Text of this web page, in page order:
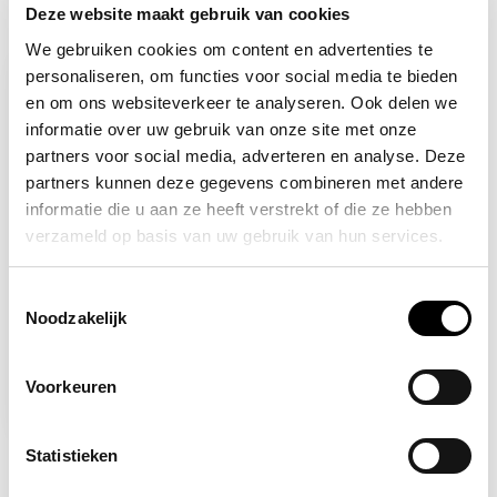
Deze website maakt gebruik van cookies
We gebruiken cookies om content en advertenties te
personaliseren, om functies voor social media te bieden
en om ons websiteverkeer te analyseren. Ook delen we
informatie over uw gebruik van onze site met onze
partners voor social media, adverteren en analyse. Deze
partners kunnen deze gegevens combineren met andere
informatie die u aan ze heeft verstrekt of die ze hebben
verzameld op basis van uw gebruik van hun services.
Noodzakelijk
Voorkeuren
Statistieken
Recent bekeken